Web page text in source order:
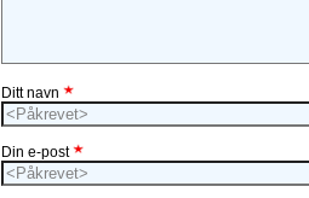
Ditt navn
Din e-post